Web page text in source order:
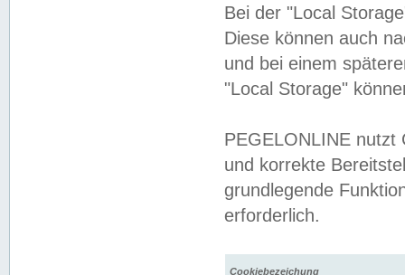
Bei der "Local
Diese können auch
und bei einem
"Local Storage"
PEGELONLINE nutzt
und korrekte
grundlegende
erforderlich.
Cookiebezeichung